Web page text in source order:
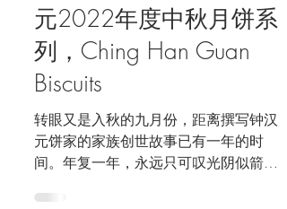
柯若颐 CHLOEE LEE
Sep 11, 2022
4 min read
最团员月是中秋：钟汉
元2022年度中秋月饼系
列，Ching Han Guan
Biscuits
转眼又是入秋的九月份，距离撰写钟汉